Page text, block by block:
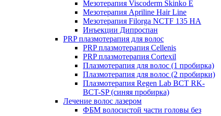
Мезотерапия Viscoderm Skinko E
Мезотерапия Apriline Hair Line
Мезотерапия Filorga NCTF 135 HA
Инъекции Дипроспан
PRP плазмотерапия для волос
PRP плазмотерапия Cellenis
PRP плазмотерапия Cortexil
Плазмотерапия для волос (1 пробирка)
Плазмотерапия для волос (2 пробирки)
Плазмотерапия Regen Lab BCT RK-
BCT-SP (синяя пробирка)
Лечение волос лазером
ФБМ волосистой части головы без